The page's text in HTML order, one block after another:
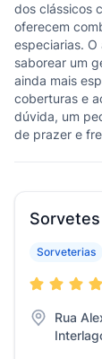
dos clássicos
oferecem
especiarias.
saborear um
ainda mais
coberturas e
dúvida, um
de prazer e
Sorvetes
Sorveterias
Rua